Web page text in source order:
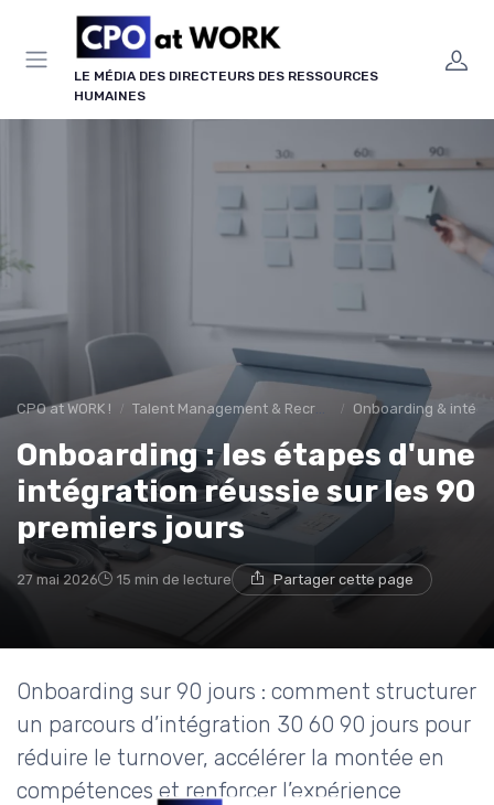
LE MÉDIA DES DIRECTEURS DES RESSOURCES
HUMAINES
CPO at WORK ! Talent Management & Recrutement Onboarding &
Onboarding : les étapes d'une
intégration réussie sur les 90
premiers jours
27 mai 2026 15 min de lecture Partager cette page
Onboarding sur 90 jours : comment structurer
un parcours d’intégration 30 60 90 jours pour
réduire le turnover, accélérer la montée en
compétences et renforcer l’expérience
Panneau de gestion des cookies